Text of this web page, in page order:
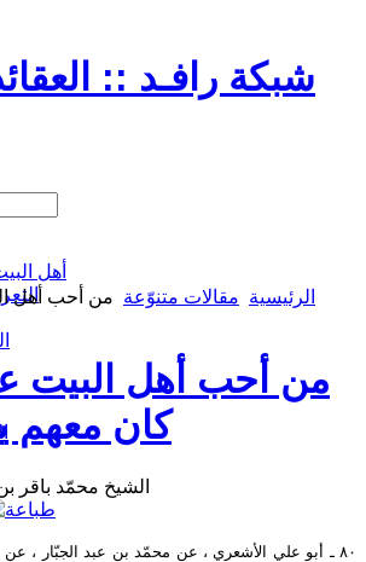
شبكة رافـد ::
أهل
الرئيسية مقالات متنوّعة من أحب أهل
من أحب أهل البيت
كان معهم
الشيخ محمّد باقر
٨٠ ـ أبو علي الأشعري ، عن محمّد بن عبد الجبّار